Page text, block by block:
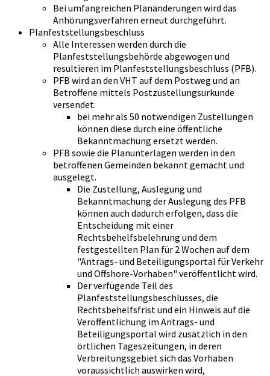
Bei umfangreichen Planänderungen wird das
Anhörungsverfahren erneut durchgeführt.
Planfeststellungsbeschluss
Alle Interessen werden durch die
Planfeststellungsbehörde abgewogen und
resultieren im Planfeststellungsbeschluss (PFB).
PFB wird an den VHT auf dem Postweg und an
Betroffene mittels Postzustellungsurkunde
versendet.
bei mehr als 50 notwendigen Zustellungen
können diese durch eine öffentliche
Bekanntmachung ersetzt werden.
PFB sowie die Planunterlagen werden in den
betroffenen Gemeinden bekannt gemacht und
ausgelegt.
Die Zustellung, Auslegung und
Bekanntmachung der Auslegung des PFB
können auch dadurch erfolgen, dass die
Entscheidung mit einer
Rechtsbehelfsbelehrung und dem
festgestellten Plan für 2 Wochen auf dem
"Antrags- und Beteiligungsportal für Verkehr
und Offshore-Vorhaben" veröffentlicht wird.
Der verfügende Teil des
Planfeststellungsbeschlusses, die
Rechtsbehelfsfrist und ein Hinweis auf die
Veröffentlichung im Antrags- und
Beteiligungsportal wird zusätzlich in den
örtlichen Tageszeitungen, in deren
Verbreitungsgebiet sich das Vorhaben
voraussichtlich auswirken wird,